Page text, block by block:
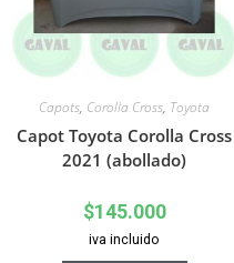
Capots, Corolla Cross, Toyota
Capot Toyota Corolla Cross
2021 (abollado)
$145.000
iva incluido